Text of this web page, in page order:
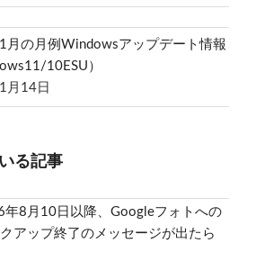
月の月例Windowsアップデート情報
10ESU）
月14日
る記事
年8月10日以降、Googleフォトへの
アップ終了のメッセージが出たら